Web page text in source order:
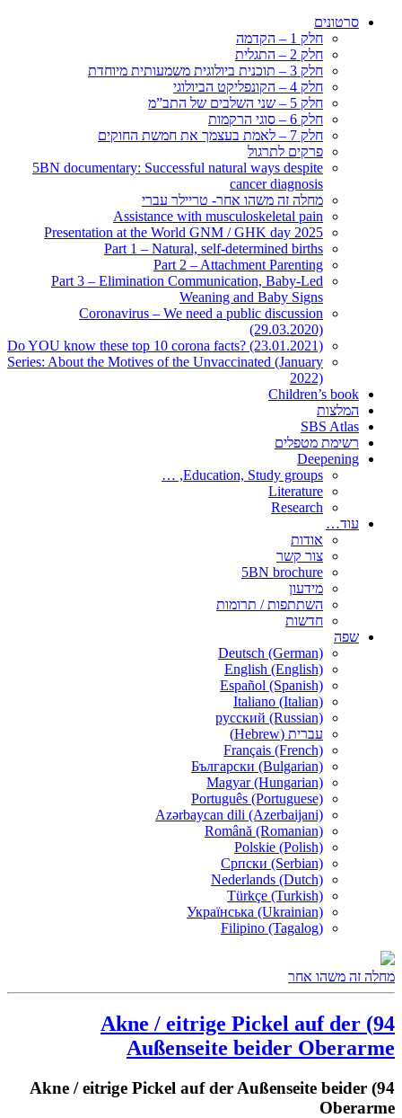
סרטונים
חלק 1 – הקדמה
חלק 2 – התגלית
חלק 3 – תוכנית ביולוגית משמעותית מיוחדת
חלק 4 – הקונפליקט הביולוגי
חלק 5 – שני השלבים של התב”מ
חלק 6 – סוגי הרקמות
חלק 7 – לאמת בעצמך את חמשת החוקים
פרקים לתרגול
5BN documentary: Successful natural ways despite
cancer diagnosis
מחלה זה משהו אחר- טריילר עברי
Assistance with musculoskeletal pain
Presentation at the World GNM / GHK day 2025
Part 1 – Natural, self-determined births
Part 2 – Attachment Parenting
Part 3 – Elimination Communication, Baby-Led
Weaning and Baby Signs
Coronavirus – We need a public discussion
(29.03.2020)
Do YOU know these top 10 corona facts? (23.01.2021)
Series: About the Motives of the Unvaccinated (January
2022)
Children’s book
המלצות
SBS Atlas
רשימת מטפלים
Deepening
Education, Study groups, …
Literature
Research
עוד…
אודות
צור קשר
5BN brochure
מידעון
השתתפות / תרומות
חדשות
שפה
Deutsch (German)
English (English)
Español (Spanish)
Italiano (Italian)
русский (Russian)
עברית (Hebrew)
Français (French)
Български (Bulgarian)
Magyar (Hungarian)
Português (Portuguese)
Azərbaycan dili (Azerbaijani)
Română (Romanian)
Polskie (Polish)
Српски (Serbian)
Nederlands (Dutch)
Türkçe (Turkish)
Українська (Ukrainian)
Filipino (Tagalog)
מחלה זה משהו אחר
94) Akne / eitrige Pickel auf der
Außenseite beider Oberarme
94) Akne / eitrige Pickel auf der Außenseite beider
Oberarme